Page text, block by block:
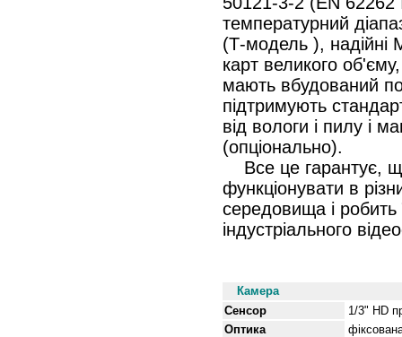
температурний
(Т-модель ), надійні
карт великого
мають вбудований
підтримують
від вологи і пилу і
(опціонально).
Все це гарантує,
функціонувати в
середовища і
індустріального
Камера
Сенсор
1/3" HD
Оптика